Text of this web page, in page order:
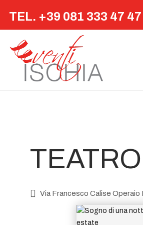
TEL. +39 081 333 47 47
Via Francesco Calise
SOGNO DI